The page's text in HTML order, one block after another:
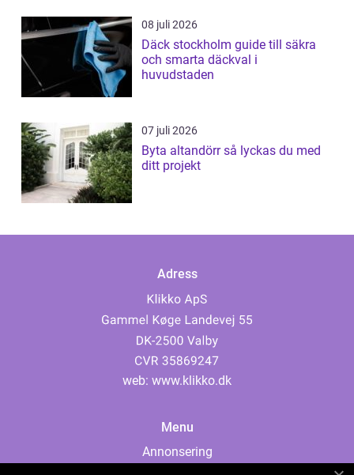
08 juli 2026
Däck stockholm guide till säkra
och smarta däckval i
huvudstaden
07 juli 2026
Byta altandörr så lyckas du med
ditt projekt
Adress
web: www.klikko.dk
Menu
Annonsering